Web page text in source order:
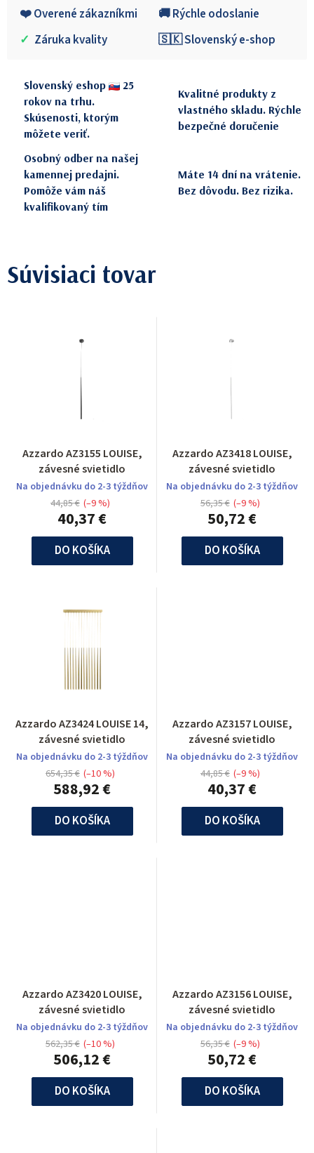
❤️ Overené zákazníkmi
🚚 Rýchle odoslanie
✓ Záruka kvality 🇸🇰 Slovenský e-shop
Slovenský eshop
25
rokov na trhu.
Skúsenosti, ktorým
môžete veriť.
Kvalitné produkty z
vlastného skladu. Rýchle
bezpečné doručenie
Osobný odber na našej
kamennej predajni.
Pomôže vám náš
kvalifikovaný tím
Máte 14 dní na vrátenie.
Bez dôvodu. Bez rizika.
Súvisiaci tovar
Azzardo AZ3155 LOUISE,
závesné svietidlo
Na objednávku do 2-3 týždňov
40,37 €
44,85 € (–9 %)
DO KOŠÍKA
Azzardo AZ3418 LOUISE,
závesné svietidlo
Na objednávku do 2-3 týždňov
50,72 €
56,35 € (–9 %)
DO KOŠÍKA
Azzardo AZ3424 LOUISE 14,
závesné svietidlo
Na objednávku do 2-3 týždňov
588,92 €
654,35 € (–10 %)
DO KOŠÍKA
Azzardo AZ3157 LOUISE,
závesné svietidlo
Na objednávku do 2-3 týždňov
40,37 €
44,85 € (–9 %)
DO KOŠÍKA
Azzardo AZ3420 LOUISE,
závesné svietidlo
Na objednávku do 2-3 týždňov
506,12 €
562,35 € (–10 %)
DO KOŠÍKA
Azzardo AZ3156 LOUISE,
závesné svietidlo
Na objednávku do 2-3 týždňov
50,72 €
56,35 € (–9 %)
DO KOŠÍKA